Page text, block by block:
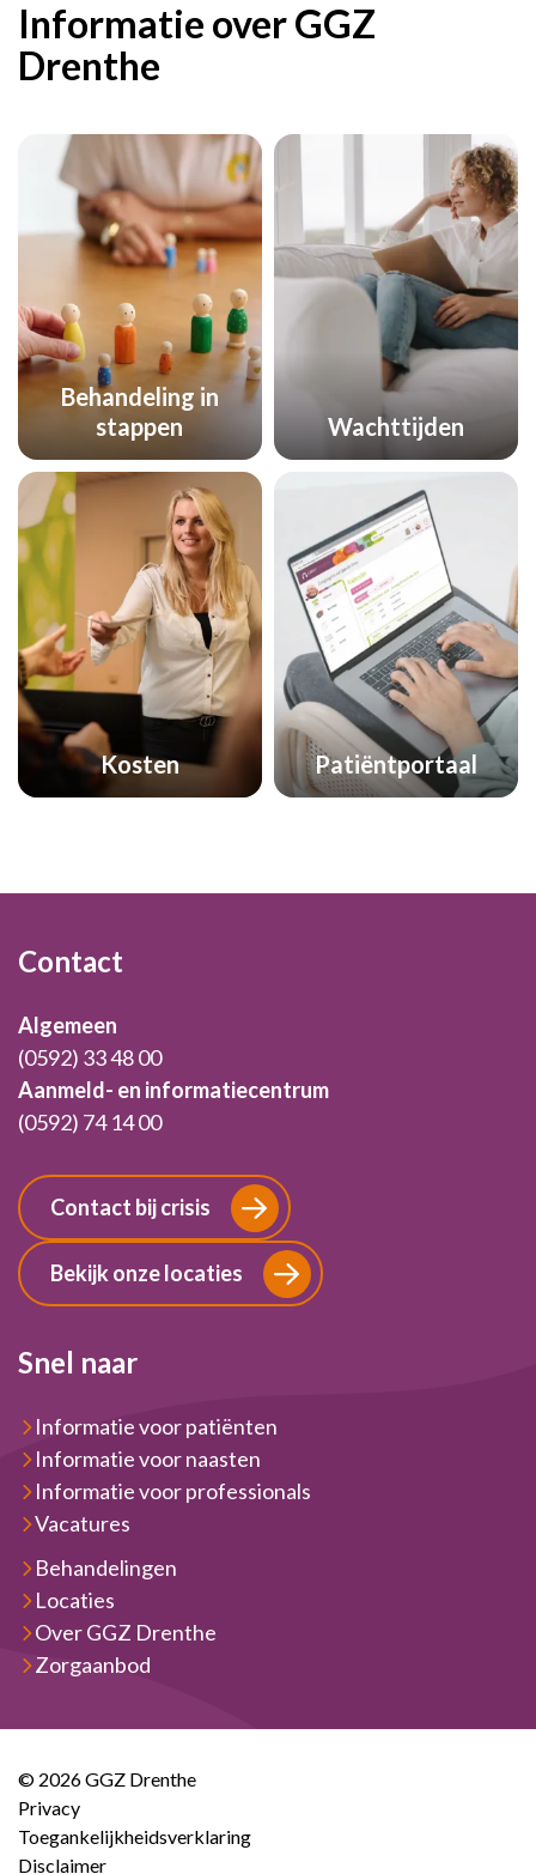
Informatie over GGZ
Drenthe
Behandeling in
stappen
Wachttijden
Kosten Patiëntportaal
Contact
Algemeen
(0592) 33 48 00
Aanmeld- en informatiecentrum
(0592) 74 14 00
Contact bij crisis
Bekijk onze locaties
Snel naar
Informatie voor patiënten
Informatie voor naasten
Informatie voor professionals
Vacatures
Behandelingen
Locaties
Over GGZ Drenthe
Zorgaanbod
© 2026 GGZ Drenthe
Privacy
Toegankelijkheidsverklaring
Disclaimer